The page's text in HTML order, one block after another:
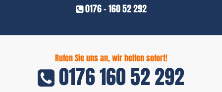
0176 - 160 52 292
Rufen Sie uns an, wir helfen sofort!
0176 160 52 292